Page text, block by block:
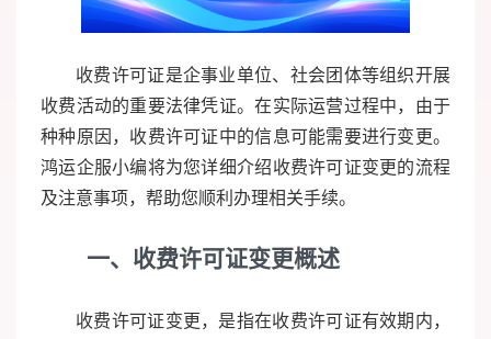
收费许可证是企事业单位、社会团体等组织开展
收费活动的重要法律凭证。在实际运营过程中，由于
种种原因，收费许可证中的信息可能需要进行变更。
鸿运企服小编将为您详细介绍收费许可证变更的流程
及注意事项，帮助您顺利办理相关手续。
一、收费许可证变更概述
收费许可证变更，是指在收费许可证有效期内，